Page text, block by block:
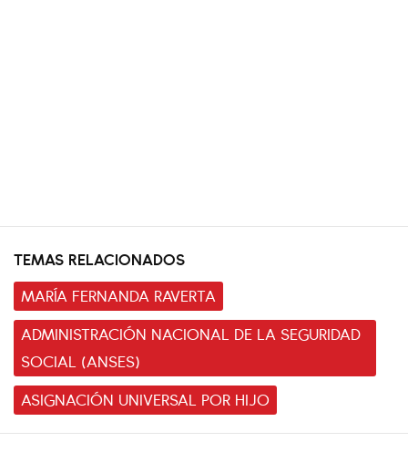
TEMAS RELACIONADOS
MARÍA FERNANDA RAVERTA
ADMINISTRACIÓN NACIONAL DE LA SEGURIDAD
SOCIAL (ANSES)
ASIGNACIÓN UNIVERSAL POR HIJO